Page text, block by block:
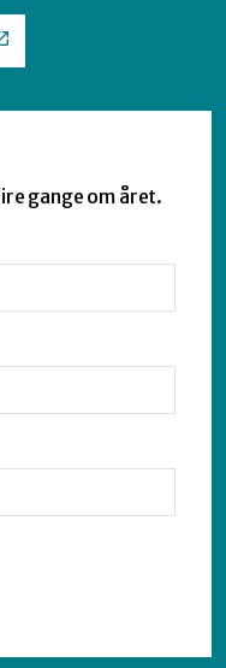
gange om året.